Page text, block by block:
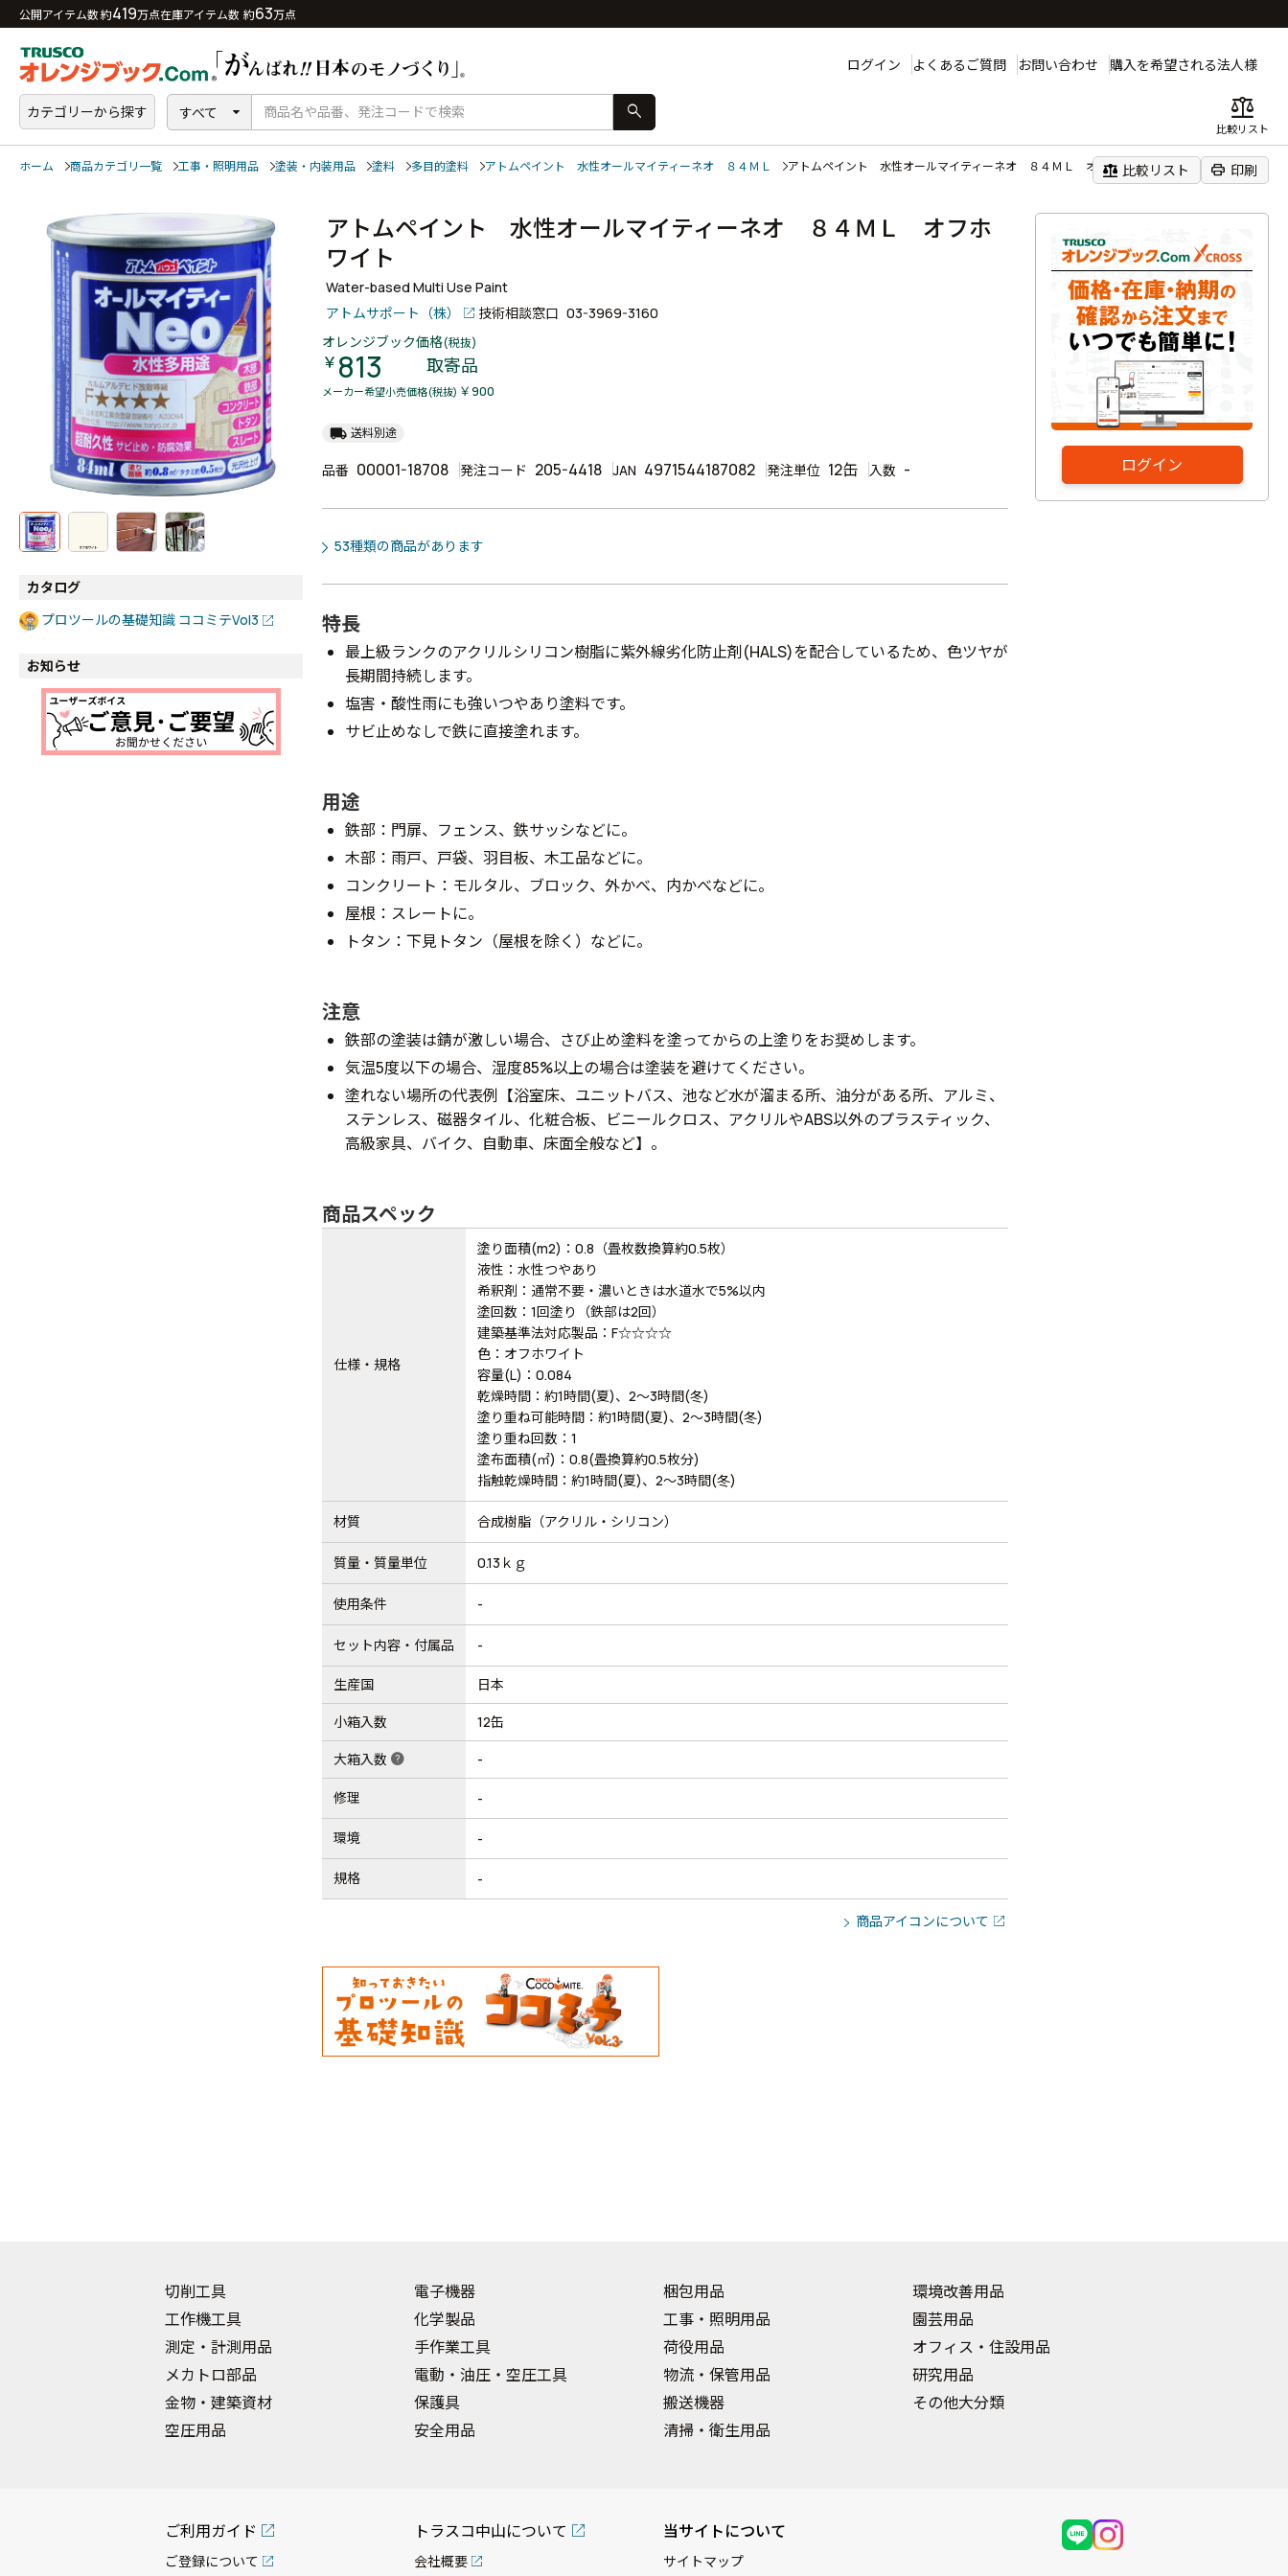
公開アイテム数 約419万点在庫アイテム数 約63万点
ログイン よくあるご質問 お問い合わせ 購入を希望される法人様
カテゴリーから探す すべて search balance
比較リスト
ホーム 商品カテゴリ一覧 工事・照明用品 塗装・内装用品 塗料 多目的塗料 アトムペイント 水性オールマイティーネオ ８４ＭＬ アトムペイント 水性オールマイティーネオ ８４ＭＬ オフホワイト
balance 比較リスト print 印刷
ログイン
カタログ
プロツールの基礎知識 ココミテVol3
お知らせ
アトムペイント 水性オールマイティーネオ ８４ＭＬ オフホ
ワイト
Water-based Multi Use Paint
アトムサポート（株）
技術相談窓口 03-3969-3160
オレンジブック価格(税抜)
￥ 813 取寄品
メーカー希望小売価格(税抜) ￥900
local_shipping 送料別途
品番 00001-18708 発注コード 205-4418 JAN 4971544187082 発注単位 12缶 入数 -
53種類の商品があります
特長
最上級ランクのアクリルシリコン樹脂に紫外線劣化防止剤(HALS)を配合しているため、色ツヤが
長期間持続します。
塩害・酸性雨にも強いつやあり塗料です。
サビ止めなしで鉄に直接塗れます。
用途
鉄部：門扉、フェンス、鉄サッシなどに。
木部：雨戸、戸袋、羽目板、木工品などに。
コンクリート：モルタル、ブロック、外かべ、内かべなどに。
屋根：スレートに。
トタン：下見トタン（屋根を除く）などに。
注意
鉄部の塗装は錆が激しい場合、さび止め塗料を塗ってからの上塗りをお奨めします。
気温5度以下の場合、湿度85%以上の場合は塗装を避けてください。
塗れない場所の代表例【浴室床、ユニットバス、池など水が溜まる所、油分がある所、アルミ、
ステンレス、磁器タイル、化粧合板、ビニールクロス、アクリルやABS以外のプラスティック、
高級家具、バイク、自動車、床面全般など】。
商品スペック
仕様・規格
塗り面積(m2)：0.8（畳枚数換算約0.5枚）
液性：水性つやあり
希釈剤：通常不要・濃いときは水道水で5%以内
塗回数：1回塗り（鉄部は2回）
建築基準法対応製品：F☆☆☆☆
色：オフホワイト
容量(L)：0.084
乾燥時間：約1時間(夏)、2～3時間(冬)
塗り重ね可能時間：約1時間(夏)、2～3時間(冬)
塗り重ね回数：1
塗布面積(㎡)：0.8(畳換算約0.5枚分)
指触乾燥時間：約1時間(夏)、2～3時間(冬)
材質 合成樹脂（アクリル・シリコン）
質量・質量単位 0.13ｋｇ
使用条件 -
セット内容・付属品 -
生産国 日本
小箱入数 12缶
大箱入数 help -
修理 -
環境 -
規格 -
商品アイコンについて
切削工具
工作機工具
測定・計測用品
メカトロ部品
金物・建築資材
空圧用品
電子機器
化学製品
手作業工具
電動・油圧・空圧工具
保護具
安全用品
梱包用品
工事・照明用品
荷役用品
物流・保管用品
搬送機器
清掃・衛生用品
環境改善用品
園芸用品
オフィス・住設用品
研究用品
その他大分類
ご利用ガイド
ご登録について
トラスコ中山について
会社概要
当サイトについて
サイトマップ